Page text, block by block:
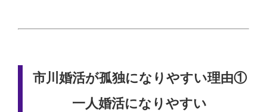
市川婚活が孤独になりやすい理由①
一人婚活になりやすい